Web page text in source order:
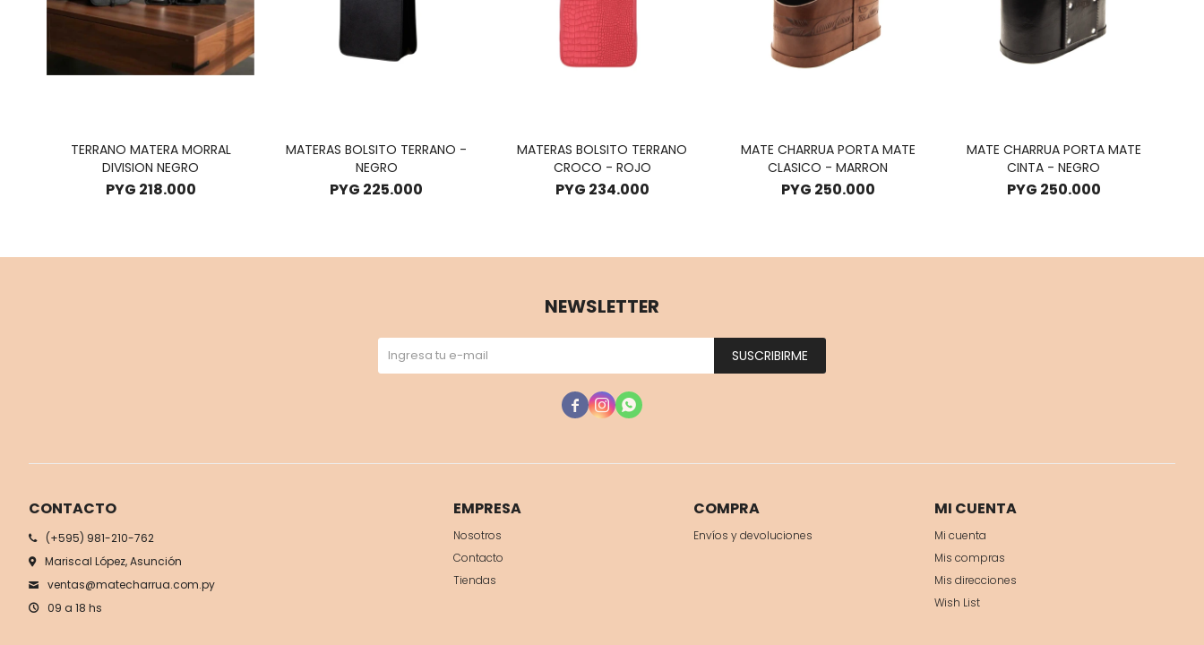
TERRANO MATERA MORRAL
DIVISION NEGRO
PYG 218.000
MATERAS BOLSITO TERRANO -
NEGRO
PYG 225.000
MATERAS BOLSITO TERRANO
CROCO - ROJO
PYG 234.000
MATE CHARRUA PORTA MATE
CLASICO - MARRON
PYG 250.000
MATE CHARRUA PORTA MATE
CINTA - NEGRO
PYG 250.000
CONTACTO
(+595) 981-210-762
Mariscal López, Asunción
ventas@matecharrua.com.py
09 a 18 hs
EMPRESA
Nosotros
Contacto
Tiendas
COMPRA
Envíos y devoluciones
MI CUENTA
Mi cuenta
Mis compras
Mis direcciones
Wish List
NEWSLETTER
SUSCRIBIRME
  